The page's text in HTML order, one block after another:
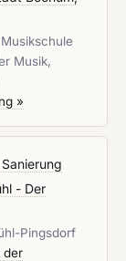
Musik,
»
- Der
Pingsdorf
der